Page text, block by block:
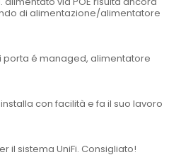
di alimentazione/alimentatore
porta é managed, alimentatore
con facilità e fa il suo lavoro
il sistema UniFi. Consigliato!